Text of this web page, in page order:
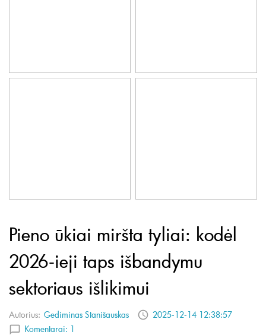
Pieno ūkiai miršta tyliai: kodėl
2026-ieji taps išbandymu
sektoriaus išlikimui
Autorius: Gediminas Stanišauskas
2025-12-14 12:38:57
Komentarai: 1